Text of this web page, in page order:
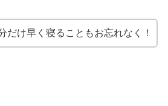
だけ早く寝ることもお忘れなく！